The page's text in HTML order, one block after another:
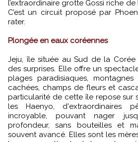
l’extraordinaire grotte Gossi riche de
C’est un circuit proposé par
rater.
Plongée en eaux coréennes
Jeju, île située au Sud de la
des surprises. Elle offre un
plages paradisiaques,
cachées, champs de fleurs et
particularité de cette île repose sur
les Haenyo, d'extraordinaires
incroyable, pouvant nager
profondeur, sans bouteilles et
souvent avancé. Elles sont les